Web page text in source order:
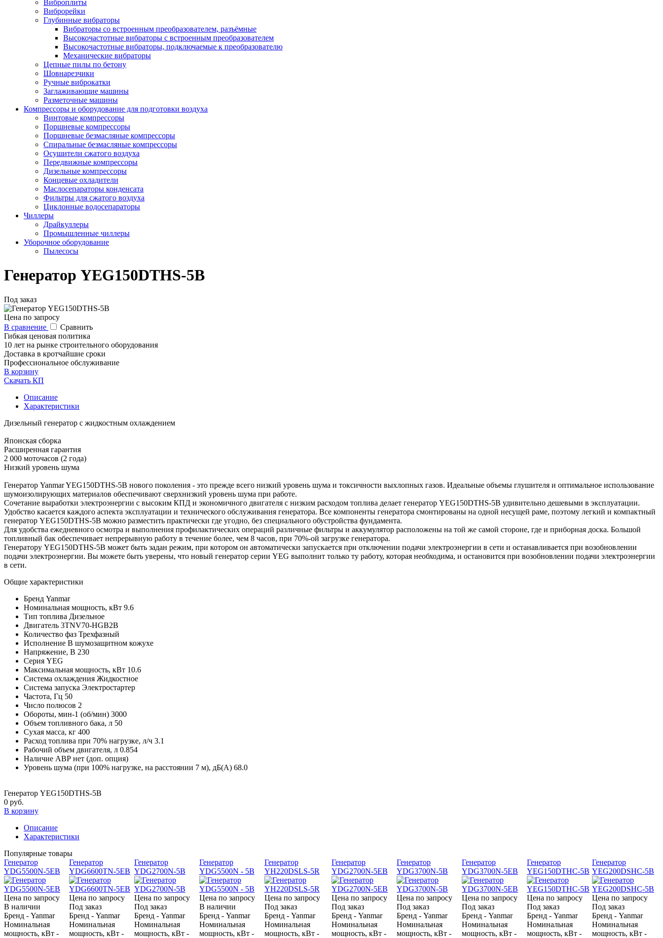
Виброплиты
Виброрейки
Глубинные вибраторы
Вибраторы со встроенным преобразователем, разъёмные
Высокочастотные вибраторы с встроенным преобразователем
Высокочастотные вибраторы, подключаемые к преобразователю
Механические вибраторы
Цепные пилы по бетону
Шовнарезчики
Ручные виброкатки
Заглаживающие машины
Разметочные машины
Компрессоры и оборудование для подготовки воздуха
Винтовые компрессоры
Поршневые компрессоры
Поршневые безмасляные компрессоры
Спиральные безмасляные компрессоры
Осушители сжатого воздуха
Передвижные компрессоры
Дизельные компрессоры
Концевые охладители
Маслосепараторы конденсата
Фильтры для сжатого воздуха
Циклонные водосепараторы
Чиллеры
Драйкуллеры
Промышленные чиллеры
Уборочное оборудование
Пылесосы
Генератор YEG150DTHS-5B
Под заказ
Цена по запросу
В сравнение
Сравнить
Гибкая ценовая политика
10 лет на рынке строительного оборудования
Доставка в кротчайшие сроки
Профессиональное обслуживание
В корзину
Скачать КП
Описание
Характеристики
Дизельный генератор с жидкостным охлаждением
Японская сборка
Расширенная гарантия
2 000 моточасов (2 года)
Низкий уровень шума
Генератор Yanmar YEG150DTHS-5B нового поколения - это прежде всего низкий уровень шума и токсичности выхлопных газов. Идеальные объемы глушителя и оптимальное использование
шумоизолирующих материалов обеспечивают сверхнизкий уровень шума при работе.
Сочетание выработки электроэнергии с высоким КПД и экономичного двигателя с низким расходом топлива делает генератор YEG150DTHS-5B удивительно дешевыми в эксплуатации.
Удобство касается каждого аспекта эксплуатации и технического обслуживания генератора. Все компоненты генератора смонтированы на одной несущей раме, поэтому легкий и компактный
генератор YEG150DTHS-5B можно разместить практически где угодно, без специального обустройства фундамента.
Для удобства ежедневного осмотра и выполнения профилактических операций различные фильтры и аккумулятор расположены на той же самой стороне, где и приборная доска. Большой
топливный бак обеспечивает непрерывную работу в течение более, чем 8 часов, при 70%-ой загрузке генератора.
Генератору YEG150DTHS-5B может быть задан режим, при котором он автоматически запускается при отключении подачи электроэнергии в сети и останавливается при возобновлении
подачи электроэнергии. Вы можете быть уверены, что новый генератор серии YEG выполнит только ту работу, которая необходима, и остановится при возобновлении подачи электроэнергии
в сети.
Общие характеристики
Бренд Yanmar
Номинальная мощность, кВт 9.6
Тип топлива Дизельное
Двигатель 3TNV70-HGB2B
Количество фаз Трехфазный
Исполнение В шумозащитном кожухе
Напряжение, В 230
Серия YEG
Максимальная мощность, кВт 10.6
Система охлаждения Жидкостное
Система запуска Электростартер
Частота, Гц 50
Число полюсов 2
Обороты, мин-1 (об/мин) 3000
Объем топливного бака, л 50
Сухая масса, кг 400
Расход топлива при 70% нагрузке, л/ч 3.1
Рабочий объем двигателя, л 0.854
Наличие АВР нет (доп. опция)
Уровень шума (при 100% нагрузке, на расстоянии 7 м), дБ(А) 68.0
Генератор YEG150DTHS-5B
0 руб.
В корзину
Описание
Характеристики
Популярные товары
Генератор
YDG5500N-5EB
Цена по запросу
В наличии
Бренд - Yanmar
Номинальная
мощность, кВт -
Генератор
YDG6600TN-5EB
Цена по запросу
Под заказ
Бренд - Yanmar
Номинальная
мощность, кВт -
Генератор
YDG2700N-5B
Цена по запросу
Под заказ
Бренд - Yanmar
Номинальная
мощность, кВт -
Генератор
YDG5500N - 5B
Цена по запросу
В наличии
Бренд - Yanmar
Номинальная
мощность, кВт -
Генератор
YH220DSLS-5R
Цена по запросу
Под заказ
Бренд - Yanmar
Номинальная
мощность, кВт -
Генератор
YDG2700N-5EB
Цена по запросу
Под заказ
Бренд - Yanmar
Номинальная
мощность, кВт -
Генератор
YDG3700N-5B
Цена по запросу
Под заказ
Бренд - Yanmar
Номинальная
мощность, кВт -
Генератор
YDG3700N-5EB
Цена по запросу
Под заказ
Бренд - Yanmar
Номинальная
мощность, кВт -
Генератор
YEG150DTHC-5B
Цена по запросу
Под заказ
Бренд - Yanmar
Номинальная
мощность, кВт -
Генератор
YEG200DSHC-5B
Цена по запросу
Под заказ
Бренд - Yanmar
Номинальная
мощность, кВт -